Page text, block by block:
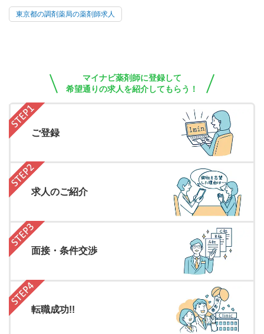
東京都の調剤薬局の薬剤師求人
マイナビ薬剤師に登録して
希望通りの求人を紹介してもらう！
ご登録
求人のご紹介
面接・条件交渉
転職成功!!